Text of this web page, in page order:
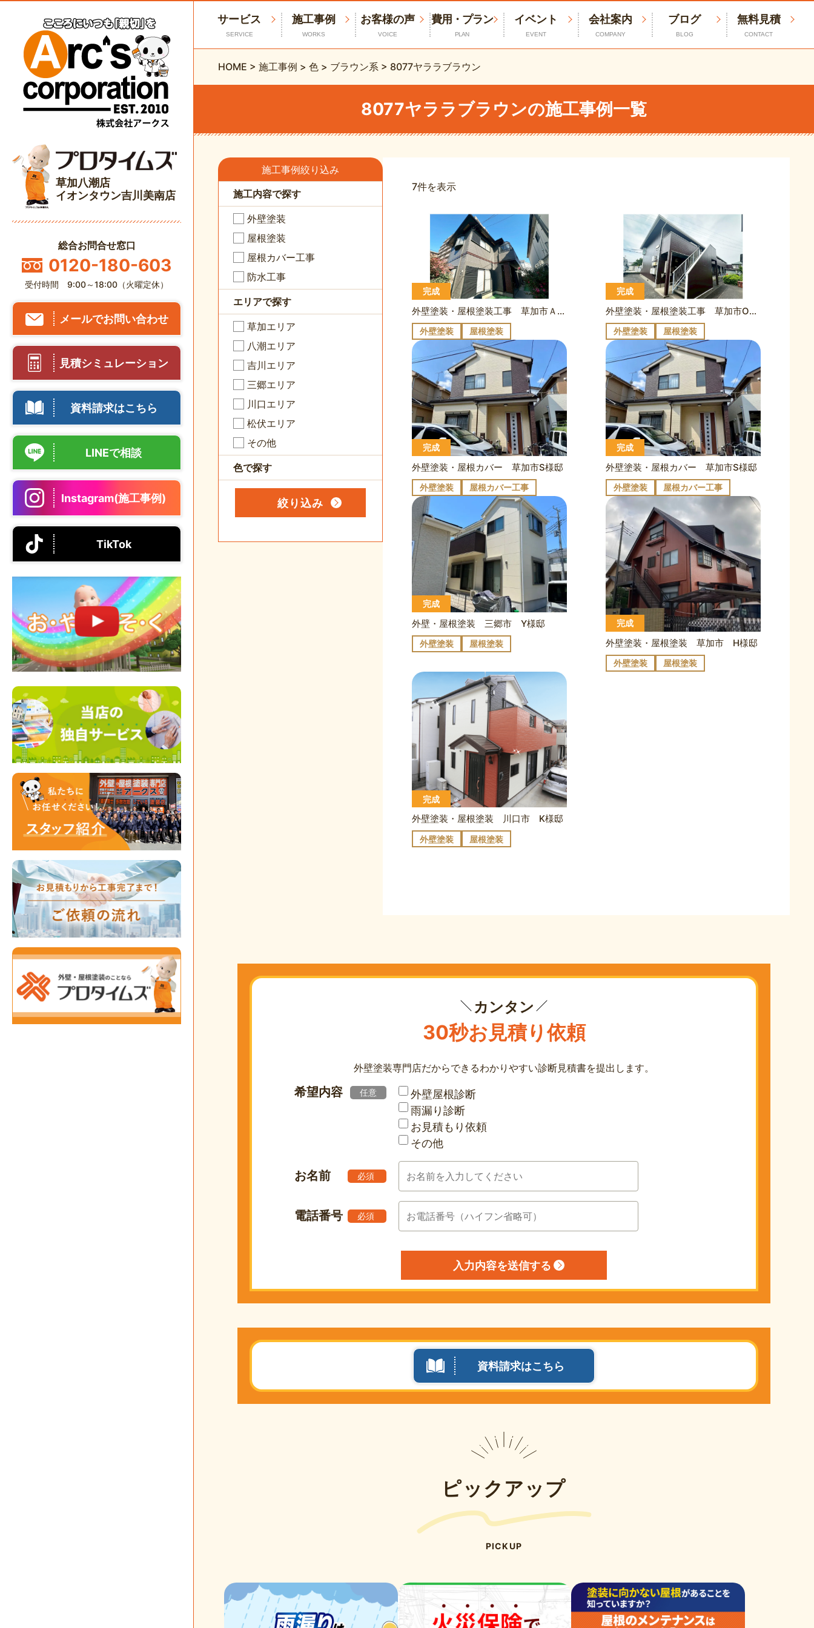
草加八潮店
イオンタウン吉川美南店
総合お問合せ窓口
0120-180-603
受付時間 9:00～18:00（火曜定休）
メールでお問い合わせ
見積シミュレーション
資料請求はこちら
LINEで相談
Instagram(施工事例)
TikTok
サービス
SERVICE
施工事例
WORKS
お客様の声
VOICE
費用・プラン
PLAN
イベント
EVENT
会社案内
COMPANY
ブログ
BLOG
無料見積
CONTACT
HOME > 施工事例 > 色 > ブラウン系 > 8077ヤララブラウン
8077ヤララブラウンの施工事例一覧
施工事例絞り込み
施工内容で探す
外壁塗装
屋根塗装
屋根カバー工事
防水工事
エリアで探す
草加エリア
八潮エリア
吉川エリア
三郷エリア
川口エリア
松伏エリア
その他
色で探す
絞り込み
7件を表示
完成
外壁塗装・屋根塗装工事 草加市Ａ様邸
外壁塗装 屋根塗装
完成
外壁塗装・屋根塗装工事 草加市O様所有アパート
外壁塗装 屋根塗装
完成
外壁塗装・屋根カバー 草加市S様邸
外壁塗装 屋根カバー工事
完成
外壁塗装・屋根カバー 草加市S様邸
外壁塗装 屋根カバー工事
完成
外壁・屋根塗装 三郷市 Y様邸
外壁塗装 屋根塗装
完成
外壁塗装・屋根塗装 草加市 H様邸
外壁塗装 屋根塗装
完成
外壁塗装・屋根塗装 川口市 K様邸
外壁塗装 屋根塗装
カンタン
30秒お見積り依頼
外壁塗装専門店だからできるわかりやすい診断見積書を提出します。
希望内容 任意
外壁屋根診断
雨漏り診断
お見積もり依頼
その他
お名前 必須
電話番号 必須
資料請求はこちら
ピックアップ
PICKUP